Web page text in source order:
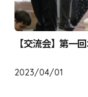
【交流会】第一
2023/04/01